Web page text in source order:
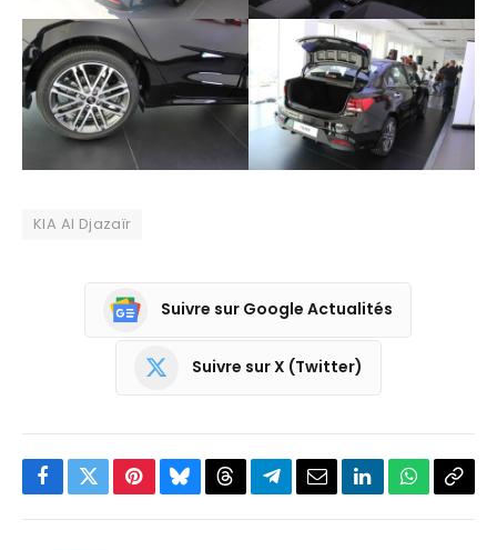
KIA Al Djazaïr
Suivre sur Google Actualités
Suivre sur X (Twitter)
Facebook
TwitterPinterestBlueskyThreadsPartagerEmailLinkedInWhatsApp